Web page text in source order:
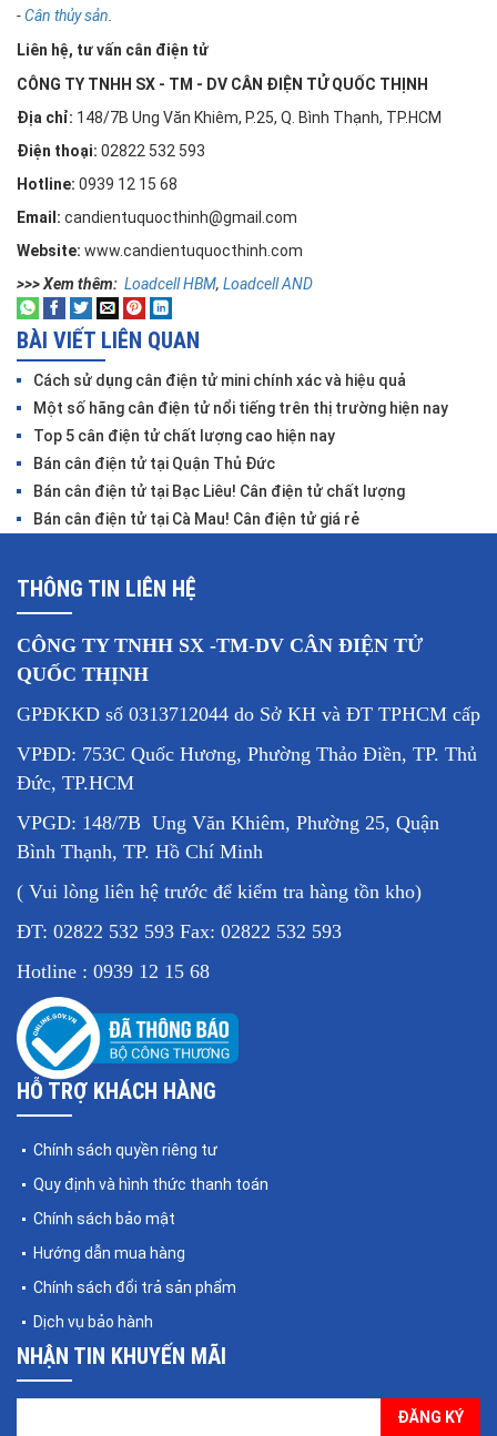
-Cân thủy sản
Liên hệ, tư vấn cân điện tử
CÔNG TY TNHH SX - TM - DV CÂN ĐIỆN TỬ QUỐC THỊNH
Địa chỉ: 148/7B Ung Văn Khiêm, P.25, Q. Bình Thạnh, TP.HCM
Điện thoại: 02822 532 593
Hotline: 0939 12 15 68
Email: candientuquocthinh@gmail.com
Website: www.candientuquocthinh.com
>>> Xem thêm: Loadcell HBM, Loadcell AND
BÀI VIẾT LIÊN QUAN
Cách sử dụng cân điện tử mini chính xác và hiệu quả
Một số hãng cân điện tử nổi tiếng trên thị trường hiện nay
Top 5 cân điện tử chất lượng cao hiện nay
Bán cân điện tử tại Quận Thủ Đức
Bán cân điện tử tại Bạc Liêu! Cân điện tử chất lượng
Bán cân điện tử tại Cà Mau! Cân điện tử giá rẻ
THÔNG TIN LIÊN HỆ
CÔNG TY TNHH SX -TM-DV CÂN ĐIỆN TỬ
QUỐC THỊNH
GPĐKKD số 0313712044 do Sở KH và ĐT TPHCM cấp
VPĐD: 753C Quốc Hương, Phường Thảo Điền, TP. Thủ
Đức, TP.HCM
VPGD: 148/7B Ung Văn Khiêm, Phường 25, Quận
Bình Thạnh, TP. Hồ Chí Minh
( Vui lòng liên hệ trước để kiểm tra hàng tồn kho)
ĐT: 02822 532 593 Fax: 02822 532 593
Hotline : 0939 12 15 68
HỖ TRỢ KHÁCH HÀNG
Chính sách quyền riêng tư
Quy định và hình thức thanh toán
Chính sách bảo mật
Hướng dẫn mua hàng
Chính sách đổi trả sản phẩm
Dịch vụ bảo hành
NHẬN TIN KHUYẾN MÃI
ĐĂNG KÝ